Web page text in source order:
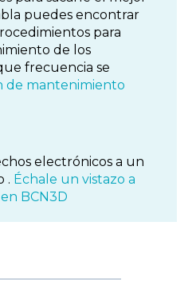
puedes encontrar
para
de los
frecuencia se
de mantenimiento
electrónicos a un
. Échale un vistazo a
BCN3D